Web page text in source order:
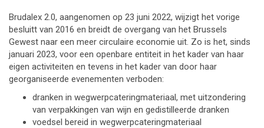
Brudalex 2.0, aangenomen op 23 juni 2022, wijzigt het vorige
besluitt van 2016 en breidt de overgang van het Brussels
Gewest naar een meer circulaire economie uit. Zo is het, sinds
januari 2023, voor een openbare entiteit in het kader van haar
eigen activiteiten en tevens in het kader van door haar
georganiseerde evenementen verboden:
dranken in wegwerpcateringmateriaal, met uitzondering
van verpakkingen van wijn en gedistilleerde dranken
voedsel bereid in wegwerpcateringmateriaal